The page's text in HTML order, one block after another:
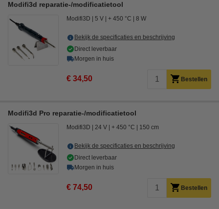
Modifi3d reparatie-/modificatietool
Modifi3D 5 V + 450 °C 8 W
Bekijk de specificaties en beschrijving
Direct leverbaar
Morgen in huis
€ 34,50 Bestellen
Modifi3d Pro reparatie-/modificatietool
Modifi3D 24 V + 450 °C 150 cm
Bekijk de specificaties en beschrijving
Direct leverbaar
Morgen in huis
€ 74,50 Bestellen